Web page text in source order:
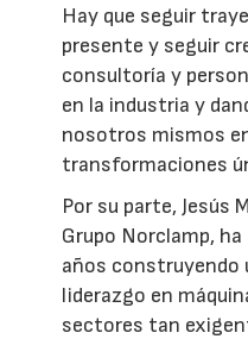
Hay que seguir
presente y seguir
consultoría y
en la industria y
nosotros mismos
transformaciones
Por su parte, Jesús
Grupo Norclamp,
años construyendo
liderazgo en
sectores tan